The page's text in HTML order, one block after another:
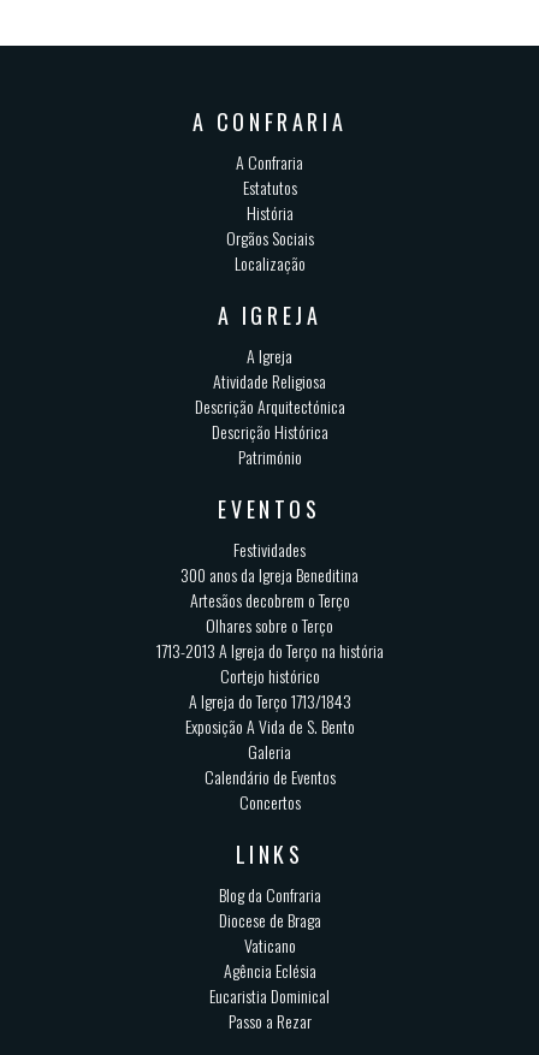
A CONFRARIA
A Confraria
Estatutos
História
Orgãos Sociais
Localização
A IGREJA
A Igreja
Atividade Religiosa
Descrição Arquitectónica
Descrição Histórica
Património
EVENTOS
Festividades
300 anos da Igreja Beneditina
Artesãos decobrem o Terço
Olhares sobre o Terço
1713-2013 A Igreja do Terço na história
Cortejo histórico
A Igreja do Terço 1713/1843
Exposição A Vida de S. Bento
Galeria
Calendário de Eventos
Concertos
LINKS
Blog da Confraria
Diocese de Braga
Vaticano
Agência Eclésia
Eucaristia Dominical
Passo a Rezar